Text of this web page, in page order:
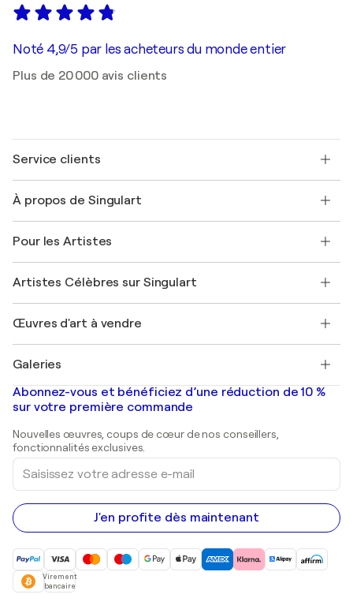
Noté 4,9/5 par les acheteurs du monde entier
Plus de 20 000 avis clients
Service clients
Expédition
Offrir une carte cadeau
Rejoignez notre programme commercial
Mon compte
+33 1 76 44 06 42
À propos de Singulart
FAQ
Magazine Singulart
Emplois
Découvrez une sélection d'art original
Pour les Artistes
Se connecter en tant qu'Artiste
Artistes Célèbres sur Singulart
Marc Chagall
Banksy
Mr. Brainwash
Shepard Fairey
Œuvres d'art à vendre
Tableaux abstraits à vendre
Peintures de paysage
Estampes
Peintures acryliques
Galeries
Galeries d'art en France
Galeries d'art en Belgique
Abonnez-vous et bénéficiez d’une réduction de 10 %
sur votre première commande
Nouvelles œuvres, coups de cœur de nos conseillers,
fonctionnalités exclusives.
Saisissez
votre
adresse
e-
mail
J'en profite dès maintenant
Virement
bancaire